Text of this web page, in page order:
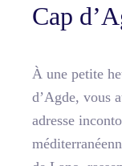
Cap
À une petite
d’Agde, vous
adresse